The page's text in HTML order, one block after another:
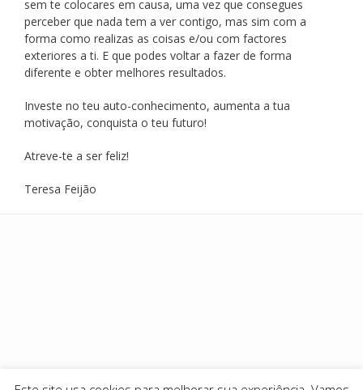
sem te colocares em causa, uma vez que consegues
perceber que nada tem a ver contigo, mas sim com a
forma como realizas as coisas e/ou com factores
exteriores a ti. E que podes voltar a fazer de forma
diferente e obter melhores resultados.
Investe no teu auto-conhecimento, aumenta a tua
motivação, conquista o teu futuro!
Atreve-te a ser feliz!
Teresa Feijão